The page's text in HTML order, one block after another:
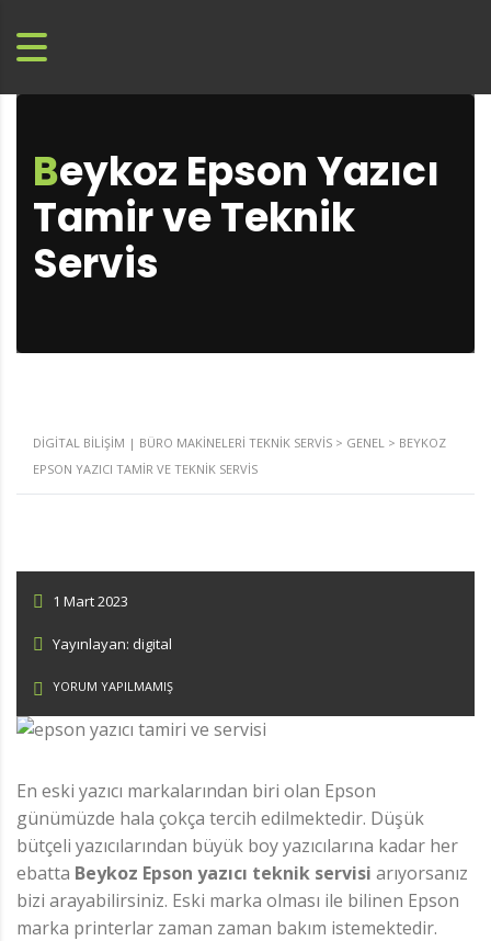
Beykoz Epson Yazıcı
Tamir ve Teknik
Servis
DIGITAL BILIŞIM | BÜRO MAKINELERI TEKNIK SERVIS > GENEL > BEYKOZ
EPSON YAZICI TAMIR VE TEKNIK SERVIS
1 Mart 2023
Yayınlayan: digital
YORUM YAPILMAMIŞ
En eski yazıcı markalarından biri olan Epson
günümüzde hala çokça tercih edilmektedir. Düşük
bütçeli yazıcılarından büyük boy yazıcılarına kadar her
ebatta Beykoz Epson yazıcı teknik servisi arıyorsanız
bizi arayabilirsiniz. Eski marka olması ile bilinen Epson
marka printerlar zaman zaman bakım istemektedir.